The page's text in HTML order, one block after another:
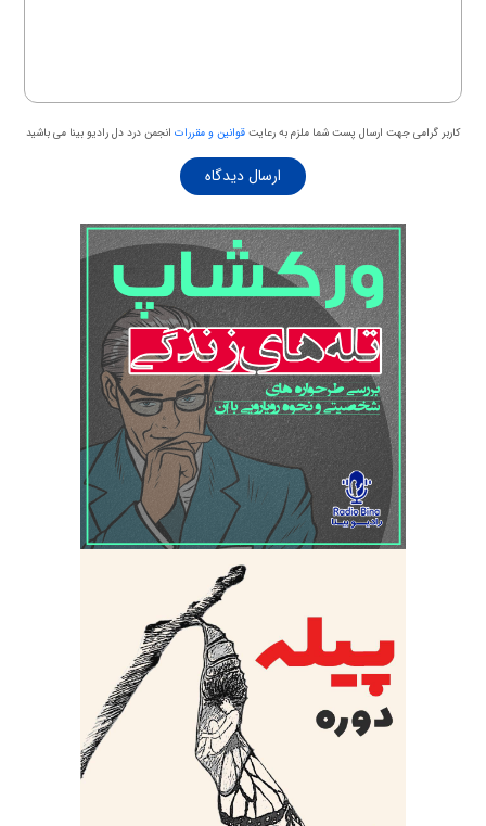
کاربر گرامی جهت ارسال پست شما ملزم به رعایت قوانین و مقررات انجمن درد دل رادیو بینا می باشید
ارسال دیدگاه